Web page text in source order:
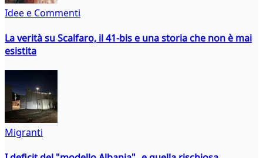
Idee e Commenti
La verità su Scalfaro, il 41-bis e una storia che non è mai
esistita
Migranti